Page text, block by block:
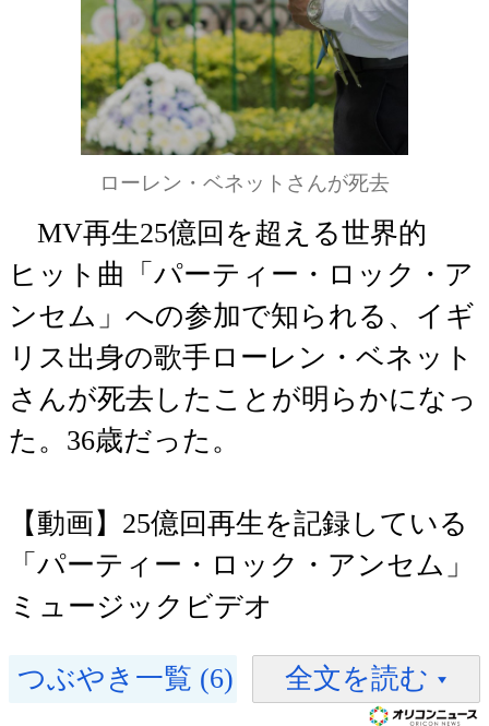
ローレン・ベネットさんが死去
MV再生25億回を超える世界的
ヒット曲「パーティー・ロック・ア
ンセム」への参加で知られる、イギ
リス出身の歌手ローレン・ベネット
さんが死去したことが明らかになっ
た。36歳だった。
【動画】25億回再生を記録している
「パーティー・ロック・アンセム」
ミュージックビデオ
つぶやき一覧 (6) 全文を読む